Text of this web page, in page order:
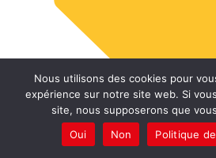
Nous utilisons des cookies pour
expérience sur notre site web. Si
site, nous supposerons que
Oui
Non Politique